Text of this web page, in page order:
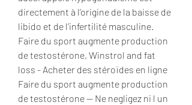
directement à l’origine de la baisse de
libido et de l’infertilité masculine.
Faire du sport augmente production
de testostérone, Winstrol and fat
loss - Acheter des stéroïdes en ligne
Faire du sport augmente production
de testostérone -- Ne negligez ni l un